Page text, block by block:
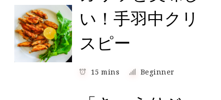
い！手羽中クリ
スピー
15 mins Beginner